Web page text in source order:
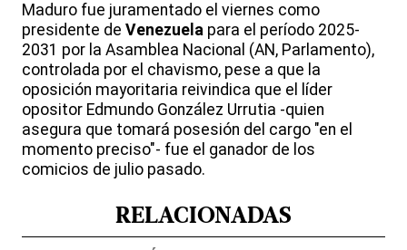
Maduro fue juramentado el viernes como
presidente de Venezuela para el período 2025-
2031 por la Asamblea Nacional (AN, Parlamento),
controlada por el chavismo, pese a que la
oposición mayoritaria reivindica que el líder
opositor Edmundo González Urrutia -quien
asegura que tomará posesión del cargo "en el
momento preciso"- fue el ganador de los
comicios de julio pasado.
RELACIONADAS